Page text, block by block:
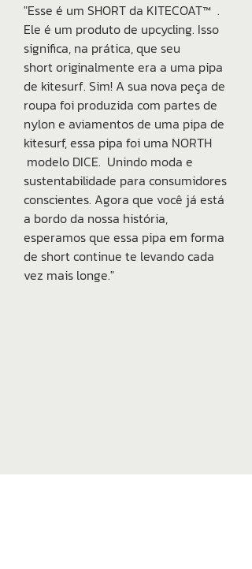
"Esse é um SHORT da KITECOAT™ .
Ele é um produto de upcycling. Isso
significa, na prática, que seu
short originalmente era a uma pipa
de kitesurf. Sim! A sua nova peça de
roupa foi produzida com partes de
nylon e aviamentos de uma pipa de
kitesurf, essa pipa foi uma NORTH
modelo DICE. Unindo moda e
sustentabilidade para consumidores
conscientes. Agora que você já está
a bordo da nossa história,
esperamos que essa pipa em forma
de short continue te levando cada
vez mais longe."